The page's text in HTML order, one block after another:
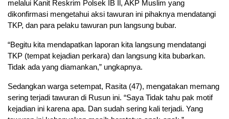
melalui Kanit Reskrim Polsek IB Il, AKP Muslim yang
dikonfirmasi mengetahui aksi tawuran ini pihaknya mendatangi
TKP, dan para pelaku tawuran pun langsung bubar.
“Begitu kita mendapatkan laporan kita langsung mendatangi
TKP (tempat kejadian perkara) dan langsung kita bubarkan.
Tidak ada yang diamankan,” ungkapnya.
Sedangkan warga setempat, Rasita (47), mengatakan memang
sering terjadi tawuran di Rusun ini. “Saya Tidak tahu pak motif
kejadian ini karena apa. Dan sudah sering kali terjadi. Yang